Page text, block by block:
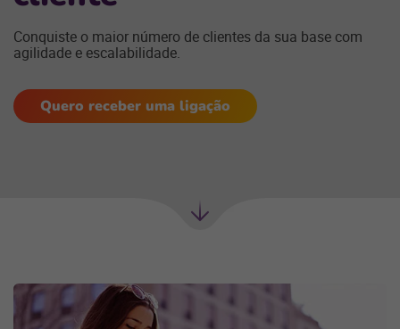
Conquiste o maior número de clientes da sua base com
agilidade e escalabilidade.
Quero receber uma ligação